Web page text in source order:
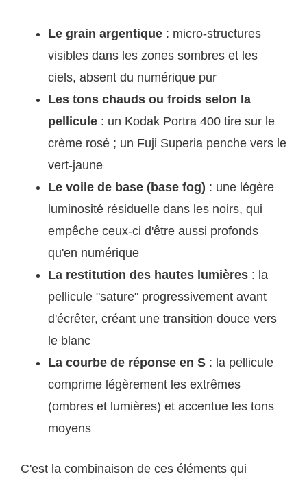
Le grain argentique : micro-structures
visibles dans les zones sombres et les
ciels, absent du numérique pur
Les tons chauds ou froids selon la
pellicule : un Kodak Portra 400 tire sur le
crème rosé ; un Fuji Superia penche vers le
vert-jaune
Le voile de base (base fog) : une légère
luminosité résiduelle dans les noirs, qui
empêche ceux-ci d'être aussi profonds
qu'en numérique
La restitution des hautes lumières : la
pellicule "sature" progressivement avant
d'écrêter, créant une transition douce vers
le blanc
La courbe de réponse en S : la pellicule
comprime légèrement les extrêmes
(ombres et lumières) et accentue les tons
moyens
C'est la combinaison de ces éléments qui